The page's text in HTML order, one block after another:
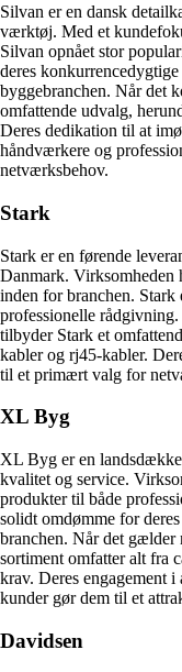
Silvan er en dansk
værktøj. Med et
Silvan opnået stor
deres
byggebranchen. Når det
omfattende udvalg,
Deres dedikation til at
håndværkere og
netværksbehov.
Stark
Stark er en førende
Danmark. Virksomheden
inden for branchen.
professionelle
tilbyder Stark et
kabler og rj45-kabler.
til et primært valg for
XL Byg
XL Byg er en
kvalitet og service.
produkter til både
solidt omdømme for
branchen. Når det
sortiment omfatter alt fra
krav. Deres engagement
kunder gør dem til et
Davidsen